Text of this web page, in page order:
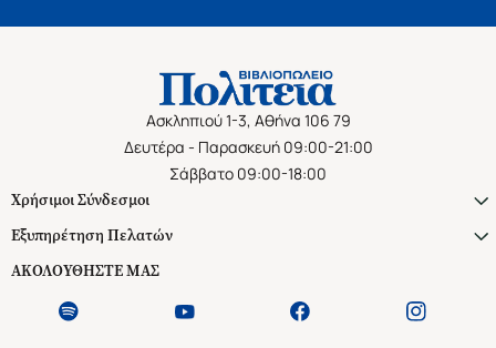
Ασκληπιού 1-3, Αθήνα 106 79
Δευτέρα - Παρασκευή 09:00-21:00
Σάββατο 09:00-18:00
Χρήσιμοι Σύνδεσμοι
Εξυπηρέτηση Πελατών
ΑΚΟΛΟΥΘΗΣΤΕ ΜΑΣ